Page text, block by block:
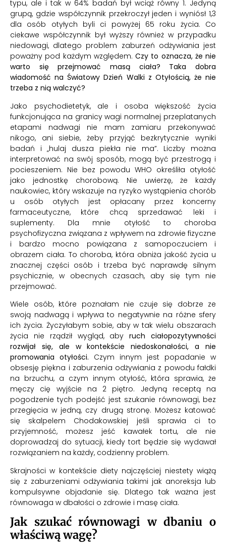
typu, ale i tak w 64% badań był wciąż równy 1. Jedyną
grupą, gdzie współczynnik przekroczył jeden i wyniósł 1,3
dla osób otyłych byli ci powyżej 65 roku życia. Co
ciekawe współczynnik był wyższy również w przypadku
niedowagi, dlatego problem zaburzeń odżywiania jest
poważny pod każdym względem. Czy to oznacza, że nie
warto się przejmować masą ciała? Taka dobra
wiadomość na Światowy Dzień Walki z Otyłością, że nie
trzeba z nią walczyć?
Jako psychodietetyk, ale i osoba większość życia
funkcjonująca na granicy wagi normalnej przeplatanych
etapami nadwagi nie mam zamiaru przekonywać
nikogo, ani siebie, żeby przyjąć bezkrytycznie wyniki
badań i „hulaj dusza piekła nie ma”. Liczby można
interpretować na swój sposób, mogą być przestrogą i
pocieszeniem. Nie bez powodu WHO określiła otyłość
jako jednostkę chorobową. Nie uwierzę, że każdy
naukowiec, który wskazuje na ryzyko wystąpienia chorób
u osób otyłych jest opłacany przez koncerny
farmaceutyczne, które chcą sprzedawać leki i
suplementy. Dla mnie otyłość to choroba
psychofizyczna związana z wpływem na zdrowie fizyczne
i bardzo mocno powiązana z samopoczuciem i
obrazem ciała. To choroba, która obniża jakość życia u
znacznej części osób i trzeba być naprawdę silnym
psychicznie, w obecnych czasach, aby się tym nie
przejmować.
Wiele osób, które poznałam nie czuje się dobrze ze
swoją nadwagą i wpływa to negatywnie na różne sfery
ich życia. Życzyłabym sobie, aby w tak wielu obszarach
życia nie rządził wygląd, abyruch ciałopozytywności
rozwijał się, ale w kontekście niedoskonałości, a nie
promowania otyłości. Czym innym jest popadanie w
obsesję piękna i zaburzenia odżywiania z powodu fałdki
na brzuchu, a czym innym otyłość, która sprawia, że
męczy cię wyjście na 2 piętro. Jedyną receptą na
pogodzenie tych podejść jest szukanie równowagi, bez
przegięcia w jedną, czy drugą stronę. Możesz katować
się skalpelem Chodakowskiej jeśli sprawia ci to
przyjemność, możesz jeść kawałek tortu, ale nie
doprowadzaj do sytuacji, kiedy tort będzie się wydawał
rozwiązaniem na każdy, codzienny problem.
Skrajności w kontekście diety najczęściej niestety wiążą
się z zaburzeniami odżywiania takimi jak anoreksja lub
kompulsywne objadanie się. Dlatego tak ważna jest
równowaga w dbałości o zdrowie i masę ciała.
Jak szukać równowagi w dbaniu o
właściwą wagę?